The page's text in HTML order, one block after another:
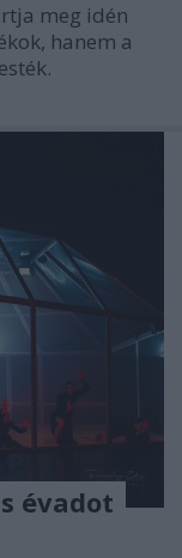
meg idén
hanem a
évadot